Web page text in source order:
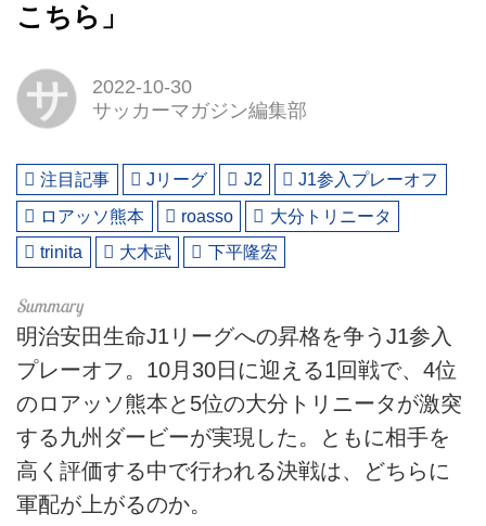
こちら」
サ
2022-10-30
サッカーマガジン編集部
注目記事 Jリーグ J2
J1参入プレーオフ
ロアッソ熊本
roasso
大分トリニータ
trinita
大木武 下平隆宏
明治安田生命J1リーグへの昇格を争うJ1参入
プレーオフ。10月30日に迎える1回戦で、4位
のロアッソ熊本と5位の大分トリニータが激突
する九州ダービーが実現した。ともに相手を
高く評価する中で行われる決戦は、どちらに
軍配が上がるのか。